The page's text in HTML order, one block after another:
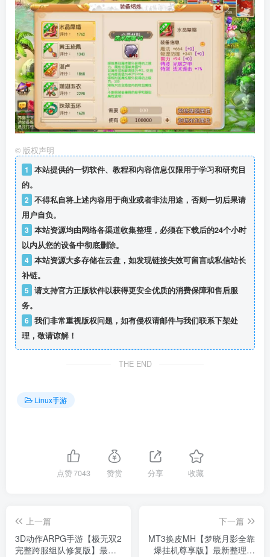
© 版权声明
1
本站提供的一切软件、教程和内容信息仅限用于学习和研究目
的。
2 不得私自将上述内容用于商业或者非法用途，否则一切后果请
用户自负。
3 本站资源均由网络各渠道收集整理，必须在下载后的24个小时
以内从您的设备中彻底删除。
4 本站资源大多存储在云盘，如发现链接失效可留言或私信站长
补链。
5 请支持官方正版软件以获得更安全优质的消费保障和售后服
务。
6 我们非常重视版权问题，如有侵权请邮件与我们联系下架处
理，敬请谅解！
THE END
Linux手游
点赞7043 赞赏 分享 收藏
上一篇
​​3D动作ARPG手游【极无双2
完整跨服组队修复版】最新
下一篇
MT3换皮MH【梦晓月影全靠
爆挂机尊享版】最新整理单